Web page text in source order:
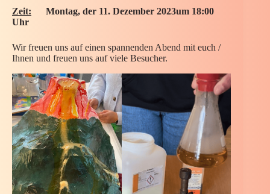
Zeit: Montag, der 11. Dezember 2023um 18:00
Uhr
Wir freuen uns auf einen spannenden Abend mit euch /
Ihnen und freuen uns auf viele Besucher.